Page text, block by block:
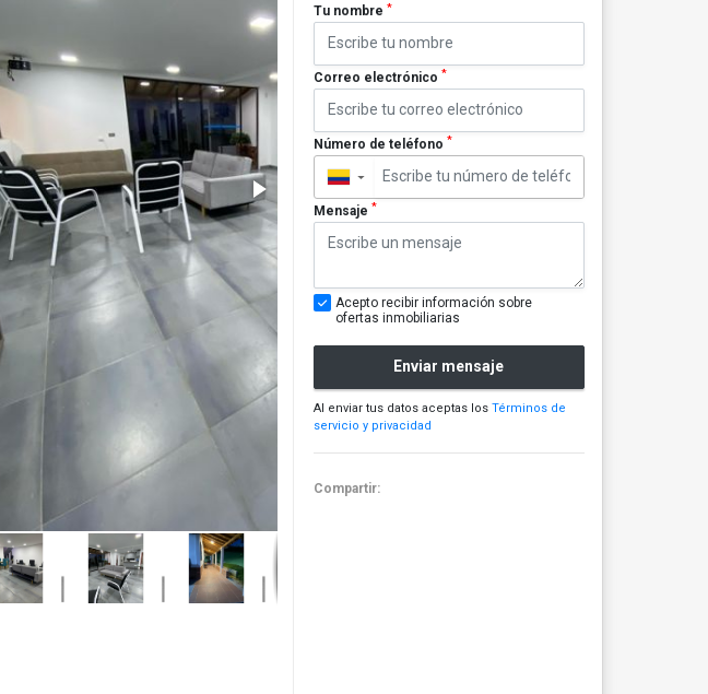
Tu nombre *
Correo electrónico *
Número de teléfono *
▼
Mensaje *
Acepto recibir información sobre
ofertas inmobiliarias
Enviar mensaje
Al enviar tus datos aceptas los Términos de
servicio y privacidad
Compartir: